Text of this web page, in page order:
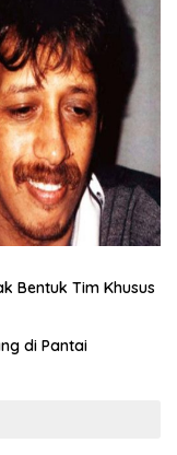
Bentuk Tim Khusus
di Pantai